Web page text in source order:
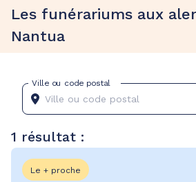
Les funérariums aux
Nantua
Ville ou code postal
1 résultat :
Le + proche